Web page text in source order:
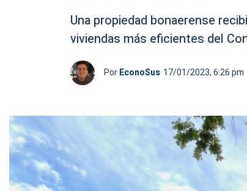
Una propiedad bonaerense
viviendas más eficientes del
PorEconoSus 17/01/2023, 6:26 pm